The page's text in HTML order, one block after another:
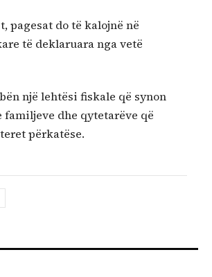
pagesat do të kalojnë në
të deklaruara nga vetë
një lehtësi fiskale që synon
familjeve dhe qytetarëve që
përkatëse.